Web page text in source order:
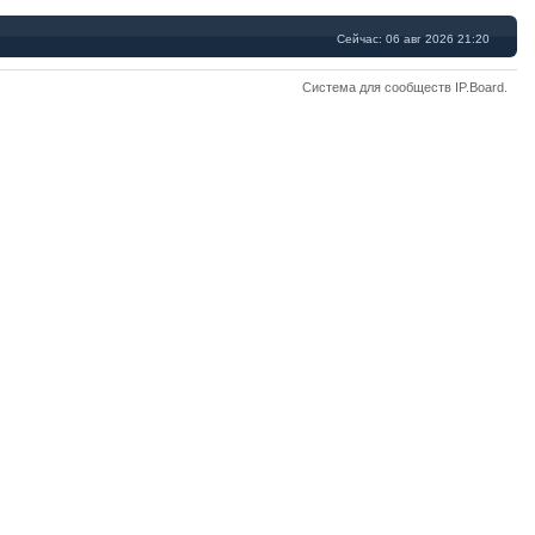
Сейчас: 06 авг 2026 21:20
Система для сообществ IP.Board